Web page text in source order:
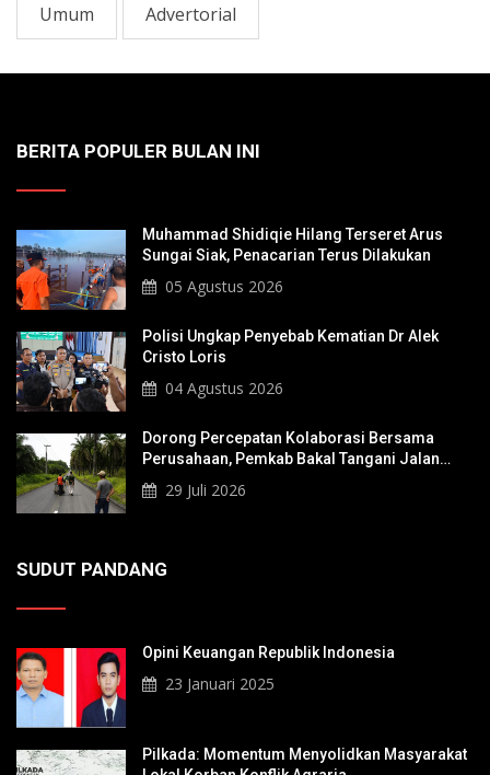
Umum Advertorial
BERITA POPULER BULAN INI
Muhammad Shidiqie Hilang Terseret Arus
Sungai Siak, Penacarian Terus Dilakukan
05 Agustus 2026
Polisi Ungkap Penyebab Kematian Dr Alek
Cristo Loris
04 Agustus 2026
Dorong Percepatan Kolaborasi Bersama
Perusahaan, Pemkab Bakal Tangani Jalan
KITB - Sungai Rawa Yang Rusak
29 Juli 2026
SUDUT PANDANG
Opini Keuangan Republik Indonesia
23 Januari 2025
Pilkada: Momentum Menyolidkan Masyarakat